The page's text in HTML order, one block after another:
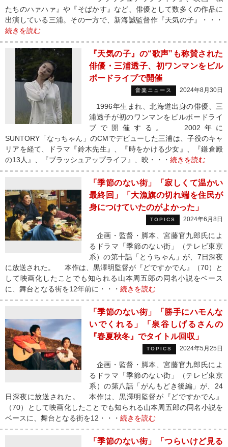
たちのハァハァ』や『そばかす』など、俳優として数多くの作品に
出演している三浦。その一方で、新海誠監督作『天気の子』・・・
続きを読む
『天気の子』の“歌声”も称賛された
俳優・三浦透子、初ワンマンをビル
ボードライブで開催
音楽ニュース 2024年8月30日
1996年生まれ、北海道出身の俳優、三
浦透子が初のワンマンをビルボードライ
ブで開催する。 2002年に
SUNTORY「なっちゃん」のCMでデビューした三浦は、子役のキャ
リアを経て、ドラマ『鈴木先生』、『時をかける少女』、『鎌倉殿
の13人』、『ブラッシュアップライフ』、映・・・ 続きを読む
「季節のない街」「寂しくて温かい
最終回」「大漁旗の切れ端を住民が
身につけていたのがよかった」
TOPICS 2024年6月8日
企画・監督・脚本、宮藤官九郎氏によ
るドラマ「季節のない街」（テレビ東京
系）の第十話「とうちゃん」が、7日深夜
に放送された。 本作は、黒澤明監督が『どですかでん』（70）と
して映画化したことでも知られる山本周五郎の同名小説をベース
に、舞台となる街を12年前に・・・ 続きを読む
「季節のない街」「勝手にハモんな
いでくれる」「泉谷しげるさんの
『春夏秋冬』でタイトル回収」
TOPICS 2024年5月25日
企画・監督・脚本、宮藤官九郎氏によ
るドラマ「季節のない街」（テレビ東京
系）の第八話「がんもどき後編」が、24
日深夜に放送された。 本作は、黒澤明監督が『どですかでん』
（70）として映画化したことでも知られる山本周五郎の同名小説を
ベースに、舞台となる街を12・・・ 続きを読む
「季節のない街」「つらいけど見る